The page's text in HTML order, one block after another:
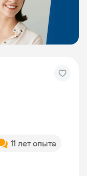
11 лет опыта